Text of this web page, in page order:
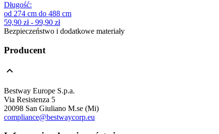
Długość:
od 274 cm do 488 cm
59,90 zł - 99,90 zł
Bezpieczeństwo i dodatkowe materiały
Producent
Bestway Europe S.p.a.
Via Resistenza 5
20098 San Giuliano M.se (Mi)
compliance@bestwaycorp.eu